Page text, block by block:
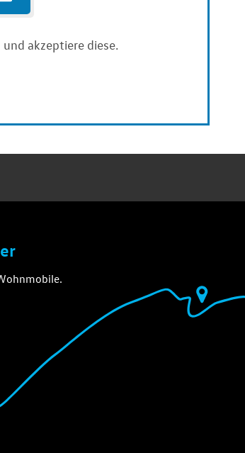
akzeptiere diese.